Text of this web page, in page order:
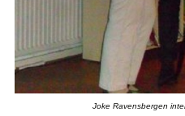
Joke Ravensbergen